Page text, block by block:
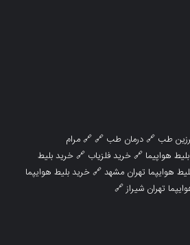
طب 🔗درمان طب 🔗 🔗مرام
هواپیما 🔗خرید فلزیاب 🔗خرید بلیط
هوایپما تهران مشهد🔗خرید بلیط هوایپما
تهران شیراز🔗